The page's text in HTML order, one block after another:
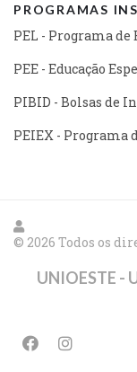
PROGRAMAS
PEL - Programa de
PEE - Educação
PIBID - Bolsas de
PEIEX - Programa
© 2026 Todos os
UNIOESTE -